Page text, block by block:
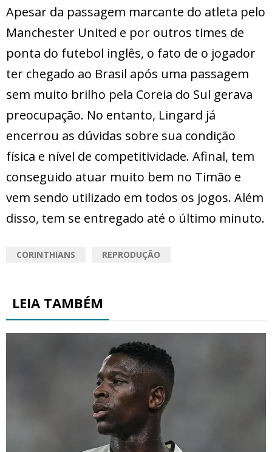
Apesar da passagem marcante do atleta pelo
Manchester United e por outros times de
ponta do futebol inglês, o fato de o jogador
ter chegado ao Brasil após uma passagem
sem muito brilho pela Coreia do Sul gerava
preocupação. No entanto, Lingard já
encerrou as dúvidas sobre sua condição
física e nível de competitividade. Afinal, tem
conseguido atuar muito bem no Timão e
vem sendo utilizado em todos os jogos. Além
disso, tem se entregado até o último minuto.
CORINTHIANS REPRODUÇÃO
LEIA TAMBÉM